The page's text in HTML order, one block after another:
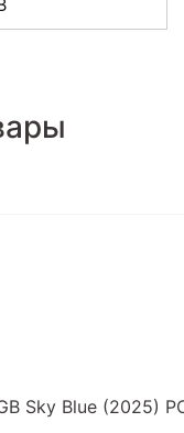
Sky Blue (2025)